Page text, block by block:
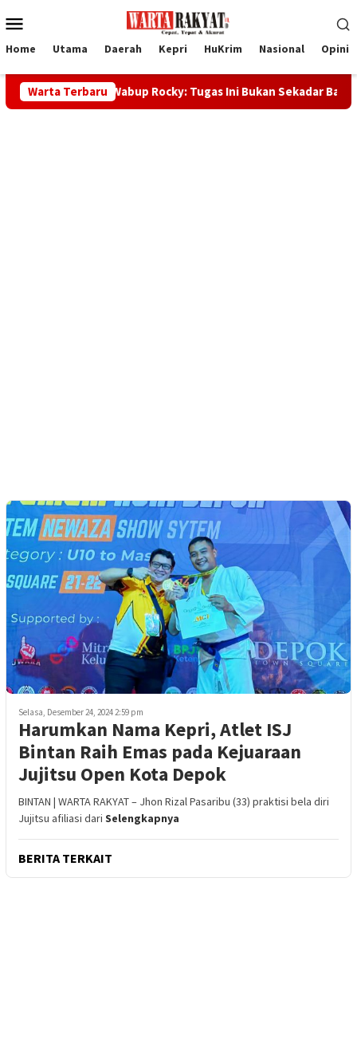
ke
Mobile
Home Utama Daerah Kepri HuKrim Nasional Opini
Warta Terbaru
2026, Wabup Rocky: Tugas Ini Bukan Sekadar Baris-Berbaris
Selasa, Desember 24, 2024 2:59 pm
Harumkan Nama Kepri, Atlet ISJ
Bintan Raih Emas pada Kejuaraan
Jujitsu Open Kota Depok
BINTAN | WARTA RAKYAT – Jhon Rizal Pasaribu (33) praktisi bela diri
Jujitsu afiliasi dari Selengkapnya
BERITA TERKAIT